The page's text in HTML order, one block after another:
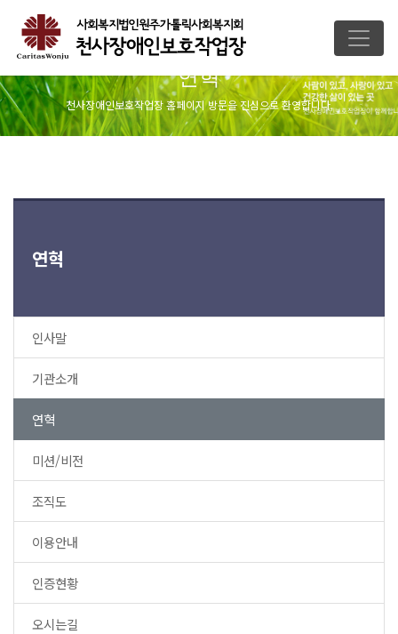
연혁
천사장애인보호작업장 홈페이지 방문을 진심으로 환영합니다.
연혁
인사말
기관소개
연혁
미션/비전
조직도
이용안내
인증현황
오시는길